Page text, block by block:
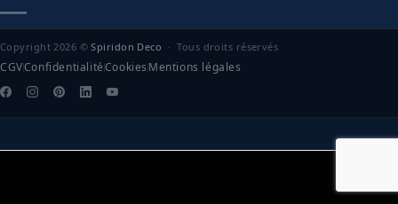
Copyright 2026 ©Spiridon Deco · Tous droits réservés
CGVConfidentialitéCookiesMentions légales